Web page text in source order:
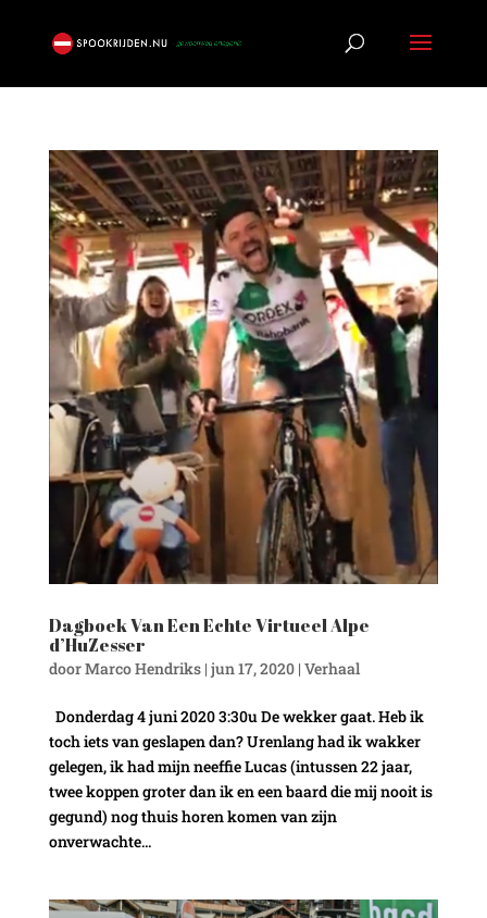
Dagboek Van Een Echte Virtueel Alpe
d’HuZesser
doorMarco Hendriks| jun 17, 2020| Verhaal
Donderdag 4 juni 2020 3:30u De wekker gaat. Heb ik
toch iets van geslapen dan? Urenlang had ik wakker
gelegen, ik had mijn neeffie Lucas (intussen 22 jaar,
twee koppen groter dan ik en een baard die mij nooit is
gegund) nog thuis horen komen van zijn
onverwachte...